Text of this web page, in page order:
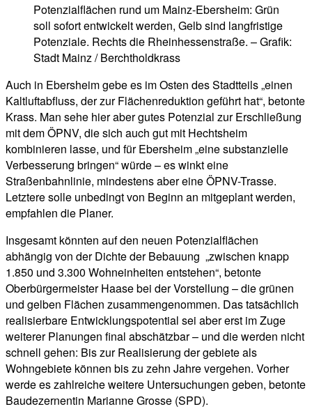
Potenzialflächen rund um Mainz-Ebersheim: Grün
soll sofort entwickelt werden, Gelb sind langfristige
Potenziale. Rechts die Rheinhessenstraße. – Grafik:
Stadt Mainz / Berchtholdkrass
Auch in Ebersheim gebe es im Osten des Stadtteils „einen
Kaltluftabfluss, der zur Flächenreduktion geführt hat“, betonte
Krass. Man sehe hier aber gutes Potenzial zur Erschließung
mit dem ÖPNV, die sich auch gut mit Hechtsheim
kombinieren lasse, und für Ebersheim „eine substanzielle
Verbesserung bringen“ würde – es winkt eine
Straßenbahnlinie, mindestens aber eine ÖPNV-Trasse.
Letztere solle unbedingt von Beginn an mitgeplant werden,
empfahlen die Planer.
Insgesamt könnten auf den neuen Potenzialflächen
abhängig von der Dichte der Bebauung „zwischen knapp
1.850 und 3.300 Wohneinheiten entstehen“, betonte
Oberbürgermeister Haase bei der Vorstellung – die grünen
und gelben Flächen zusammengenommen. Das tatsächlich
realisierbare Entwicklungspotential sei aber erst im Zuge
weiterer Planungen final abschätzbar – und die werden nicht
schnell gehen: Bis zur Realisierung der gebiete als
Wohngebiete können bis zu zehn Jahre vergehen. Vorher
werde es zahlreiche weitere Untersuchungen geben, betonte
Baudezernentin Marianne Grosse (SPD).